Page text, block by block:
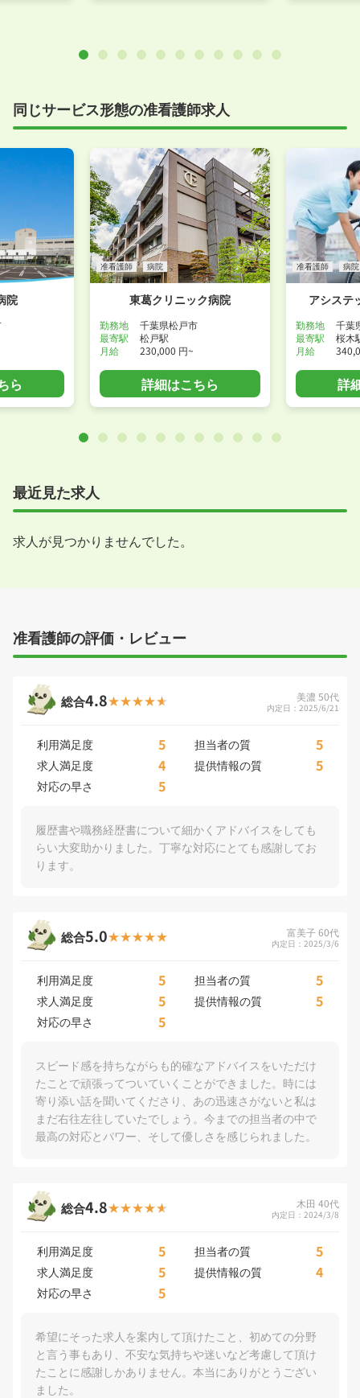
同じサービス形態の准看護師求人
院
ら
准看護師 病院
東葛クリニック病院
勤務地
千葉県松戸市
最寄駅
松戸駅
月給
230,000 円~
詳細はこちら
准看護師 病院
アシステ
勤務地
千葉
最寄駅
桜木
月給
詳
最近見た求人
求人が見つかりませんでした。
准看護師の評価・レビュー
総合4.8 美濃 50代
内定日：2025/6/21
利用満足度 5 担当者の質 5
求人満足度 4 提供情報の質 5
対応の早さ 5
履歴書や職務経歴書について細かくアドバイスをしても
らい大変助かりました。丁寧な対応にとても感謝してお
ります。
総合5.0 富美子 60代
内定日：2025/3/6
利用満足度 5 担当者の質 5
求人満足度 5 提供情報の質 5
対応の早さ 5
スピード感を持ちながらも的確なアドバイスをいただけ
たことで頑張ってついていくことができました。時には
寄り添い話を聞いてくださり、あの迅速さがないと私は
まだ右往左往していたでしょう。今までの担当者の中で
最高の対応とパワー、そして優しさを感じられました。
総合4.8 木田 40代
内定日：2024/3/8
利用満足度 5 担当者の質 5
求人満足度 5 提供情報の質 4
対応の早さ 5
希望にそった求人を案内して頂けたこと、初めての分野
と言う事もあり、不安な気持ちや迷いなど考慮して頂け
たことに感謝しかありません。本当にありがとうござい
ました。